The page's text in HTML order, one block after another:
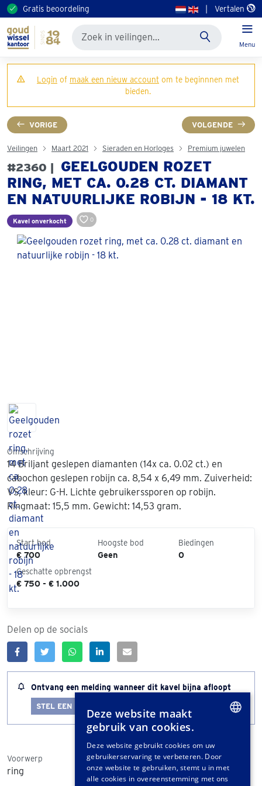
Gratis beoordeling Vertalen
Menu
Login of maak een nieuw account om te beginnnen met
bieden.
VORIGE VOLGENDE
Veilingen Maart 2021 Sieraden en Horloges Premium juwelen
#2360 |
GEELGOUDEN ROZET
RING, MET CA. 0.28 CT. DIAMANT
EN NATUURLIJKE ROBIJN - 18 KT.
Kavel onverkocht 0
Omschrijving
14 Briljant geslepen diamanten (14x ca. 0.02 ct.) en
cabochon geslepen robijn ca. 8,54 x 6,49 mm. Zuiverheid:
VS, kleur: G-H. Lichte gebruikerssporen op robijn.
Ringmaat: 15,5 mm. Gewicht: 14,53 gram.
Start bod
€ 700
Hoogste bod
Geen
Biedingen
0
Geschatte opbrengst
€ 750 - € 1.000
Delen op de socials
Ontvang een melding wanneer dit kavel bijna afloopt
STEL EEN LOTALERT IN
Voorwerp
ring
GERMAN
FRENCH
Deze website maakt
gebruik van cookies.
Deze website gebruikt cookies om uw
gebruikerservaring te verbeteren. Door
onze website te gebruiken, stemt u in met
alle cookies in overeenstemming met ons